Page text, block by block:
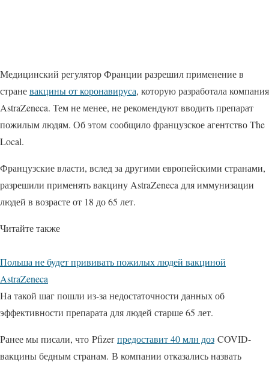
Медицинский регулятор Франции разрешил применение в
страневакцины от коронавируса, которую разработала компания
AstraZeneca. Тем не менее, не рекомендуют вводить препарат
пожилым людям. Об этом сообщило французское агентство The
Local.
Французские власти, вслед за другими европейскими странами,
разрешили применять вакцину AstraZeneca для иммунизации
людей в возрасте от 18 до 65 лет.
Читайте также
Польша не будет прививать пожилых людей вакциной
AstraZeneca
На такой шаг пошли из-за недостаточности данных об
эффективности препарата для людей старше 65 лет.
Ранее мы писали, что Pfizerпредоставит 40 млн доз COVID-
вакцины бедным странам. В компании отказались назвать